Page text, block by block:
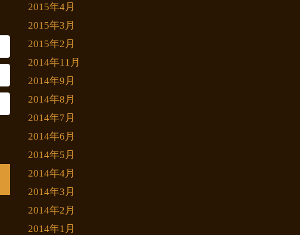
2015年4月
2015年3月
2015年2月
2014年11月
2014年9月
2014年8月
2014年7月
2014年6月
2014年5月
2014年4月
2014年3月
2014年2月
2014年1月